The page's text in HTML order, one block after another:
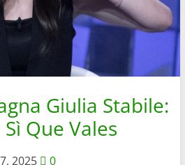
Giulia Stabile:
Que Vales
2025
0